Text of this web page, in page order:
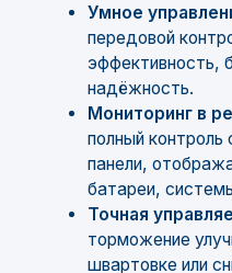
Умное
передовой
эффективность,
надёжность.
Мониторинг в
полный
панели,
батареи,
Точная
торможение
швартовке или